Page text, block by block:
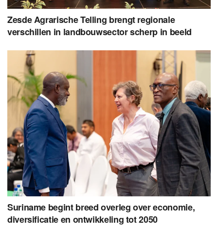
Zesde Agrarische Telling brengt regionale
verschillen in landbouwsector scherp in beeld
Suriname begint breed overleg over economie,
diversificatie en ontwikkeling tot 2050